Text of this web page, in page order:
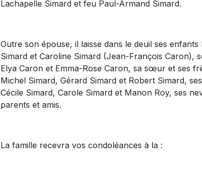
Lachapelle Simard et feu Paul-Armand Simard.
Outre son épouse, il laisse dans le deuil ses
Simard et Caroline Simard (Jean-François Caron),
Elya Caron et Emma-Rose Caron, sa sœur et ses
Michel Simard, Gérard Simard et Robert Simard,
Cécile Simard, Carole Simard et Manon Roy, ses
parents et amis.
La famille recevra vos condoléances à la :